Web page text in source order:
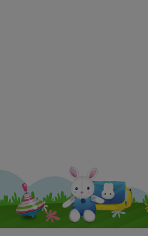
giúp tăng cường miễn dịch,
thai và cho con bú.
dụng trong vòng 24h kể từ khi